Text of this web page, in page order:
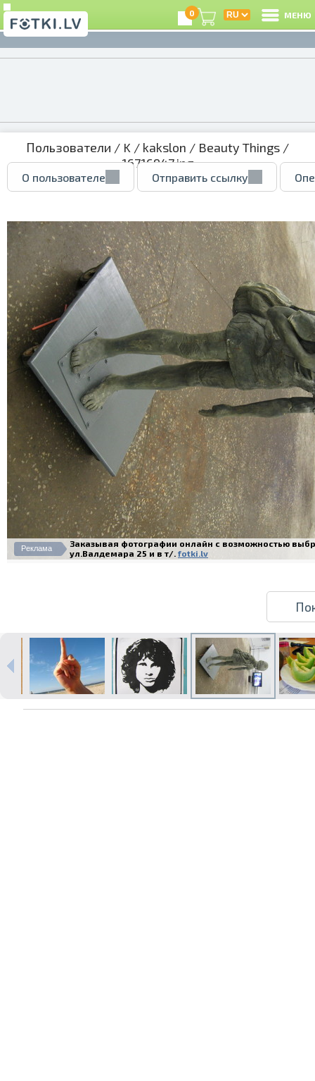
Печать в течение 1 часа в Риге –
закажите онлайн
Различные форматы и виды
0 МЕНЮ
Пользователи / K / kakslon / Beauty Things /
16716947.jpg
О пользователе Отправить ссылку
Реклама
Заказывая фотографии онлайн с возможностью
ул.Валдемара 25 и в т/. fotki.lv